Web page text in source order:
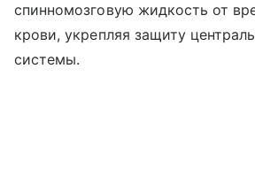
спинномозговую жидкость от
крови, укрепляя защиту
системы.